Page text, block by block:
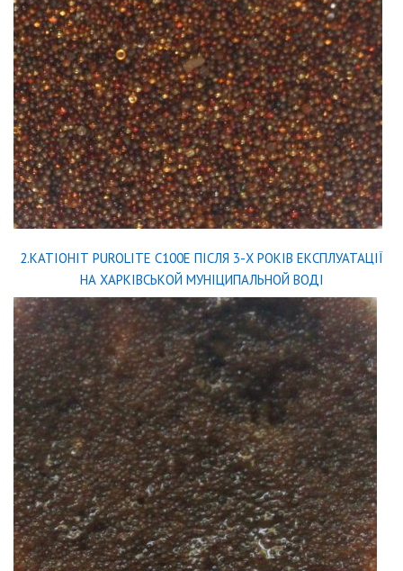
2.КАТІОНІТ PUROLITE C100E ПІСЛЯ 3-Х РОКІВ ЕКСПЛУАТАЦІЇ
НА ХАРКІВСЬКОЙ МУНІЦИПАЛЬНОЙ ВОДІ